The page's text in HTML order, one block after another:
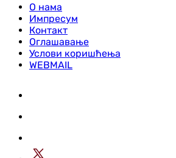
О нама
Импресум
Контакт
Оглашавање
Услови коришћења
WEBMAIL